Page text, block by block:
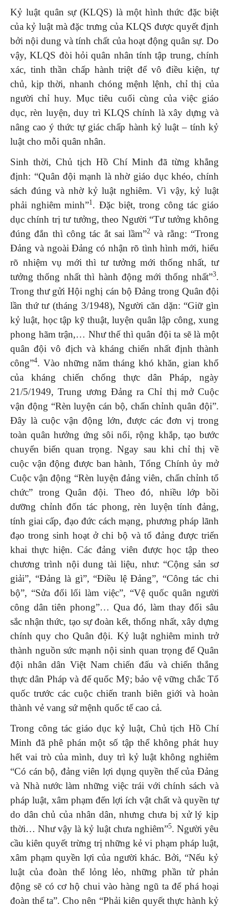
Kỷ luật quân sự (KLQS) là một hình thức đặc biệt
của kỷ luật mà đặc trưng của KLQS được quyết định
bởi nội dung và tính chất của hoạt động quân sự. Do
vậy, KLQS đòi hỏi quân nhân tính tập trung, chính
xác, tinh thần chấp hành triệt để vô điều kiện, tự
chủ, kịp thời, nhanh chóng mệnh lệnh, chỉ thị của
người chỉ huy. Mục tiêu cuối cùng của việc giáo
dục, rèn luyện, duy trì KLQS chính là xây dựng và
nâng cao ý thức tự giác chấp hành kỷ luật – tính kỷ
luật cho mỗi quân nhân.
Sinh thời, Chủ tịch Hồ Chí Minh đã từng khẳng
định: “Quân đội mạnh là nhờ giáo dục khéo, chính
sách đúng và nhờ kỷ luật nghiêm. Vì vậy, kỷ luật
phải nghiêm minh”1. Đặc biệt, trong công tác giáo
dục chính trị tư tưởng, theo Người “Tư tưởng không
đúng đắn thì công tác ắt sai lầm”2 và rằng: “Trong
Đảng và ngoài Đảng có nhận rõ tình hình mới, hiểu
rõ nhiệm vụ mới thì tư tưởng mới thống nhất, tư
tưởng thống nhất thì hành động mới thống nhất”3.
Trong thư gửi Hội nghị cán bộ Đảng trong Quân đội
lần thứ tư (tháng 3/1948), Người căn dặn: “Giữ gìn
kỷ luật, học tập kỹ thuật, luyện quân lập công, xung
phong hãm trận,… Như thế thì quân đội ta sẽ là một
quân đội vô địch và kháng chiến nhất định thành
công”4. Vào những năm tháng khó khăn, gian khổ
của kháng chiến chống thực dân Pháp, ngày
21/5/1949, Trung ương Đảng ra Chỉ thị mở Cuộc
vận động “Rèn luyện cán bộ, chấn chỉnh quân đội”.
Đây là cuộc vận động lớn, được các đơn vị trong
toàn quân hưởng ứng sôi nổi, rộng khắp, tạo bước
chuyển biến quan trọng. Ngay sau khi chỉ thị về
cuộc vận động được ban hành, Tổng Chính ủy mở
Cuộc vận động “Rèn luyện đảng viên, chấn chỉnh tổ
chức” trong Quân đội. Theo đó, nhiều lớp bồi
dưỡng chỉnh đốn tác phong, rèn luyện tính đảng,
tính giai cấp, đạo đức cách mạng, phương pháp lãnh
đạo trong sinh hoạt ở chi bộ và tổ đảng được triển
khai thực hiện. Các đảng viên được học tập theo
chương trình nội dung tài liệu, như: “Cộng sản sơ
giải”, “Đảng là gì”, “Điều lệ Đảng”, “Công tác chi
bộ”, “Sửa đổi lối làm việc”, “Vệ quốc quân người
công dân tiên phong”… Qua đó, làm thay đổi sâu
sắc nhận thức, tạo sự đoàn kết, thống nhất, xây dựng
chính quy cho Quân đội. Kỷ luật nghiêm minh trở
thành nguồn sức mạnh nội sinh quan trọng để Quân
đội nhân dân Việt Nam chiến đấu và chiến thắng
thực dân Pháp và đế quốc Mỹ; bảo vệ vững chắc Tổ
quốc trước các cuộc chiến tranh biên giới và hoàn
thành vẻ vang sứ mệnh quốc tế cao cả.
Trong công tác giáo dục kỷ luật, Chủ tịch Hồ Chí
Minh đã phê phán một số tập thể không phát huy
hết vai trò của mình, duy trì kỷ luật không nghiêm
“Có cán bộ, đảng viên lợi dụng quyền thế của Đảng
và Nhà nước làm những việc trái với chính sách và
pháp luật, xâm phạm đến lợi ích vật chất và quyền tự
do dân chủ của nhân dân, nhưng chưa bị xử lý kịp
thời… Như vậy là kỷ luật chưa nghiêm”5. Người yêu
cầu kiên quyết trừng trị những kẻ vi phạm pháp luật,
xâm phạm quyền lợi của người khác. Bởi, “Nếu kỷ
luật của đoàn thể lỏng lẻo, những phần tử phản
động sẽ có cơ hộ chui vào hàng ngũ ta để phá hoại
đoàn thể ta”. Cho nên “Phải kiên quyết thực hành kỷ